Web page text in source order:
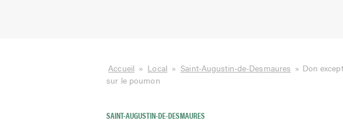
Accueil » Local » Saint-Augustin-de-Desmaures » Don
sur le poumon
SAINT-AUGUSTIN-DE-DESMAURES